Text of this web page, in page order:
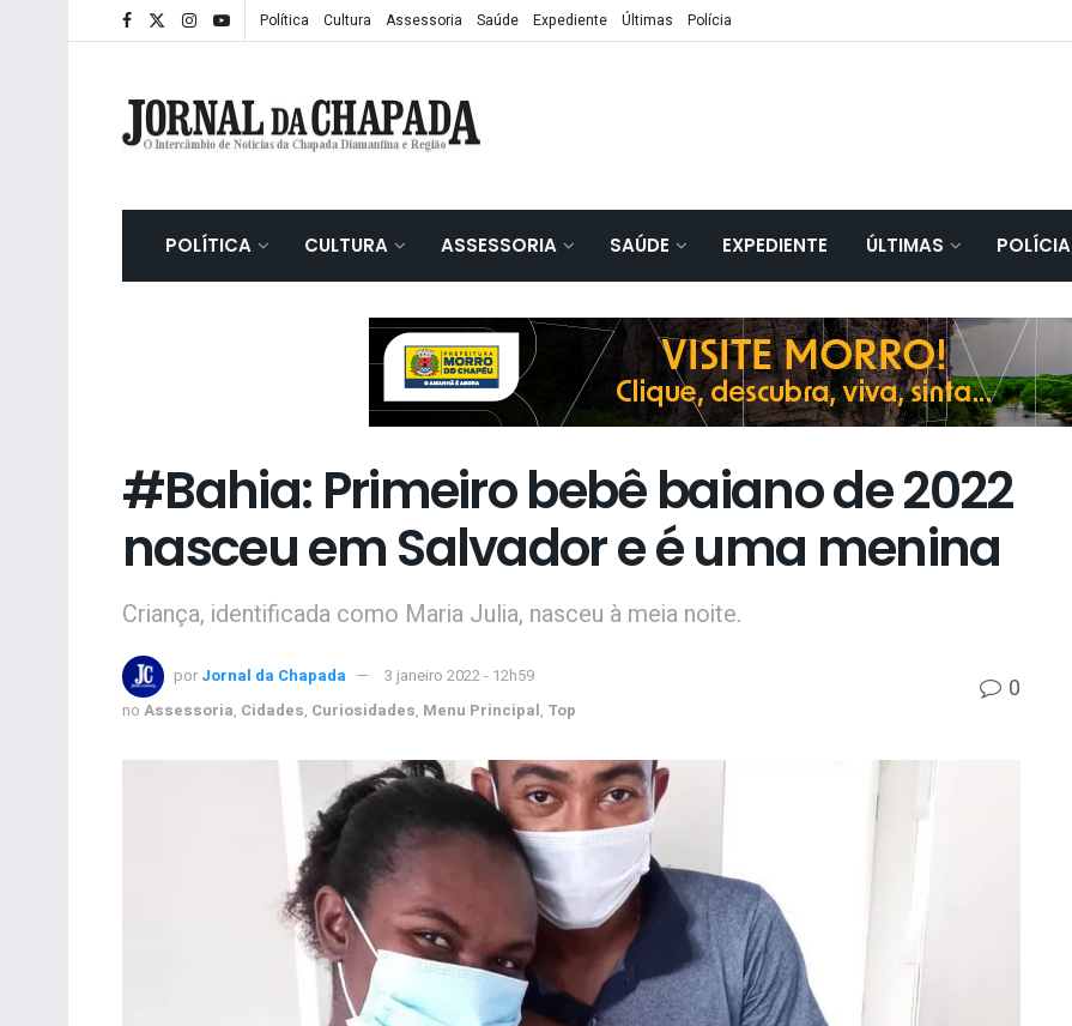
Política Cultura Assessoria Saúde Expediente Últimas Polícia
POLÍTICA CULTURA ASSESSORIA SAÚDE EXPEDIENTE ÚLTIMAS POLÍCIA
#Bahia: Primeiro bebê baiano de 2022
nasceu em Salvador e é uma menina
Criança, identificada como Maria Julia, nasceu à meia noite.
por Jornal da Chapada
3 janeiro 2022 - 12h59
no Assessoria, Cidades, Curiosidades, Menu Principal, Top
0